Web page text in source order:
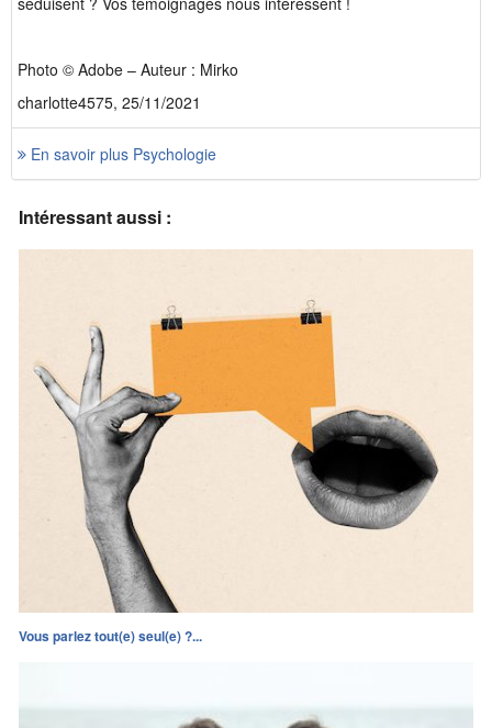
Photo © Adobe – Auteur : Mirko
charlotte4575, 25/11/2021
En savoir plus Psychologie
Intéressant aussi :
Vous parlez tout(e) seul(e) ?...